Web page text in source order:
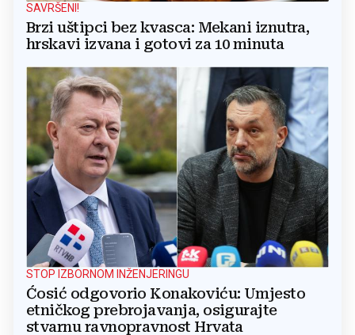
SAVRŠENI!
Brzi uštipci bez kvasca: Mekani iznutra,
hrskavi izvana i gotovi za 10 minuta
STOP IZBORNOM INŽENJERINGU
Ćosić odgovorio Konakoviću: Umjesto
etničkog prebrojavanja, osigurajte
stvarnu ravnopravnost Hrvata